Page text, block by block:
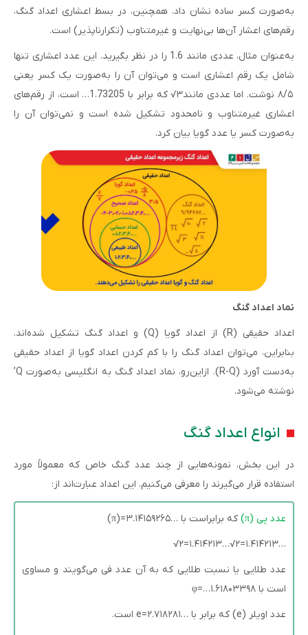
به‌صورت کسر ساده نشان داد. همچنین، در بسط اعشاری اعداد گنگ،
رقم‌های اعشار آن‌ها بی‌نهایت و غیرمتناوب (تکرارناپذیر) است.
به‌عنوان مثال، عددی مانند 1.6 را در نظر بگیرید. این عدد اعشاری تنها
شامل یک رقم اعشاری است و می‌توان آن را به‌صورت یک کسر یعنی
۸/۵ نوشت. اما عددی مانند۳√ که برابر با 1.73205… است، از رقم‌های
اعشاری غیرمتناوب و نامحدود تشکیل شده است و نمی‌توان آن را
به‌صورت کسر یا عدد گویا بیان کرد.
نماد اعداد گنگ
اعداد حقیقی (R) از اعداد گویا (Q) و اعداد گنگ تشکیل شده‌اند.
بنابراین، می‌توان اعداد گنگ را با کم کردن اعداد گویا از اعداد حقیقی
به‌دست آورد (R-Q). ازاین‌رو، نماد اعداد گنگ به انگلیسی به‌صورت Q’
نوشته می‌شود.
انواع اعداد گنگ
در این بخش، نمونه‌هایی از چند عدد گنگ خاص که معمولاً مورد
استفاده قرار می‌گیرند را معرفی می‌کنیم. این اعداد عبارت‌اند از:
عدد پی (π)
که برابراست با …۳.۱۴۱۵۹۲۶۵=(π)
√۲=۱.۴۱۴۲۱۳…√۲=۱.۴۱۴۲۱۳…
عدد طلایی یا نسبت طلایی که به آن عدد فی می‌گویند و مساوی
است با ۱.۶۱۸۰۳۳۹۸…=φ
عدد اویلر (e) که برابر با …e=۲.۷۱۸۲۸۱ است.